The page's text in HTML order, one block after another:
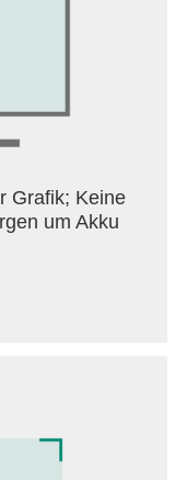
neben
Warenbestand
Wenn du deinen
Grafik; Keine
um Akku